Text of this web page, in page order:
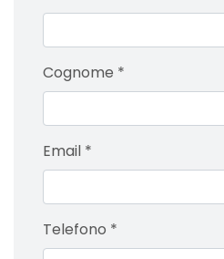
Cognome *
Email *
Telefono *